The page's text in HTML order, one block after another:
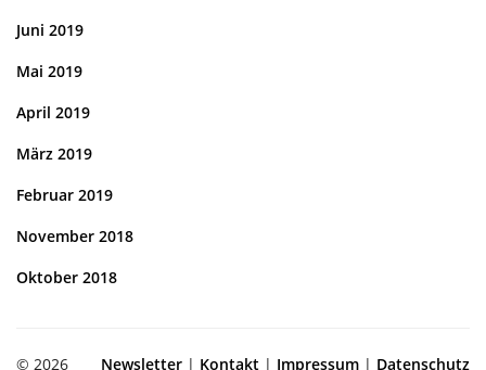
Juni 2019
Mai 2019
April 2019
März 2019
Februar 2019
November 2018
Oktober 2018
Newsletter | Kontakt | Impressum | Datenschutz
© 2026